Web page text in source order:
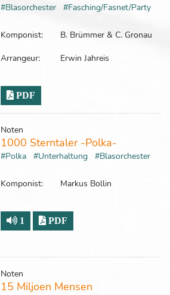
#Blasorchester
#Fasching/Fasnet/Party
Komponist:
B. Brümmer & C. Gronau
Arrangeur:
Erwin Jahreis
PDF
Noten
1000 Sterntaler -Polka-
#Polka #Unterhaltung #Blasorchester
Komponist: Markus Bollin
1 PDF
Noten
15 Miljoen Mensen